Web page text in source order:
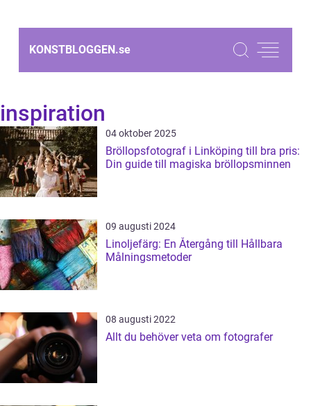
KONSTBLOGGEN.se
inspiration
04 oktober 2025
Bröllopsfotograf i Linköping till bra pris:
Din guide till magiska bröllopsminnen
09 augusti 2024
Linoljefärg: En Återgång till Hållbara
Målningsmetoder
08 augusti 2022
Allt du behöver veta om fotografer